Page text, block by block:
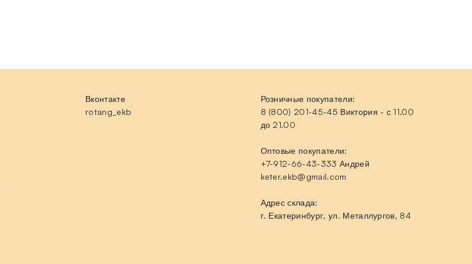
Вконтакте
rotang_ekb
Розничные покупатели:
8 (800) 201-45-45 Виктория - с 11.00
до 21.00
Оптовые покупатели:
+7-912-66-43-333 Андрей
keter.ekb@gmail.com
Адрес склада:
г. Екатеринбург, ул. Металлургов, 84